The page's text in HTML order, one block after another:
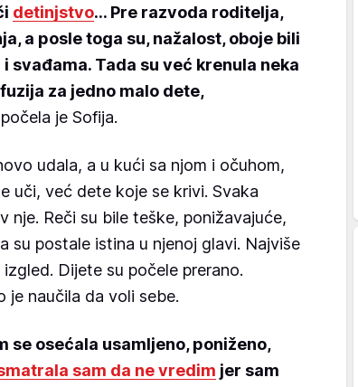
detinjstvo... Pre razvoda roditelja,
a posle toga su, nažalost, oboje bili
svađama. Tada su već krenula neka
za jedno malo dete,
je Sofija.
udala, a u kući sa njom i očuhom,
uči, već dete koje se krivi. Svaka
nje. Reči su bile teške, ponižavajuće,
su postale istina u njenoj glavi. Najviše
Dijete su počele prerano.
je naučila da voli sebe.
se osećala usamljeno, poniženo,
sam da ne vredim jer sam